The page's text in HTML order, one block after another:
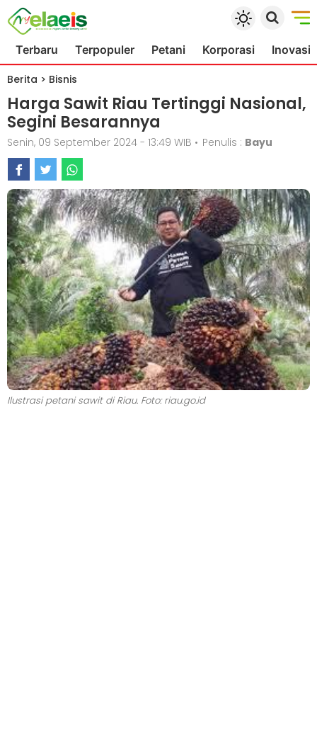
Terbaru Terpopuler Petani Korporasi Inovasi
Berita > Bisnis
Harga Sawit Riau Tertinggi Nasional,
Segini Besarannya
Senin, 09 September 2024 - 13:49 WIB • Penulis : Bayu
Ilustrasi petani sawit di Riau. Foto: riau.go.id